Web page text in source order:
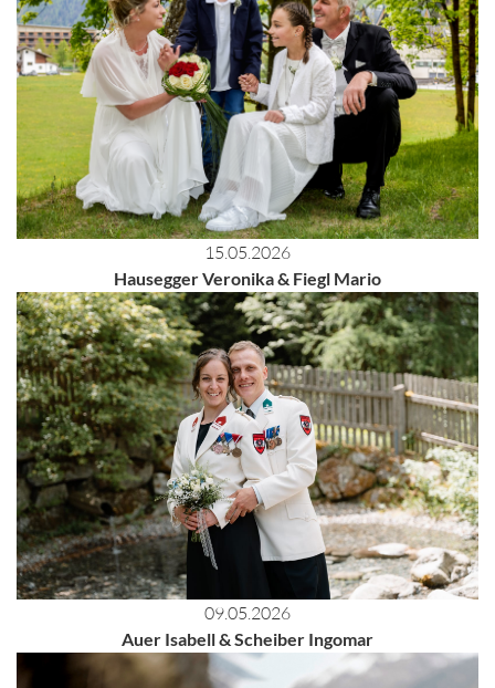
15.05.2026
Hausegger Veronika & Fiegl Mario
09.05.2026
Auer Isabell & Scheiber Ingomar